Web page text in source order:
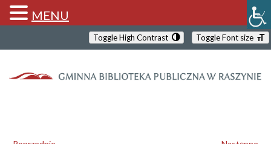
Toggle High Contrast Toggle Font size
MENU